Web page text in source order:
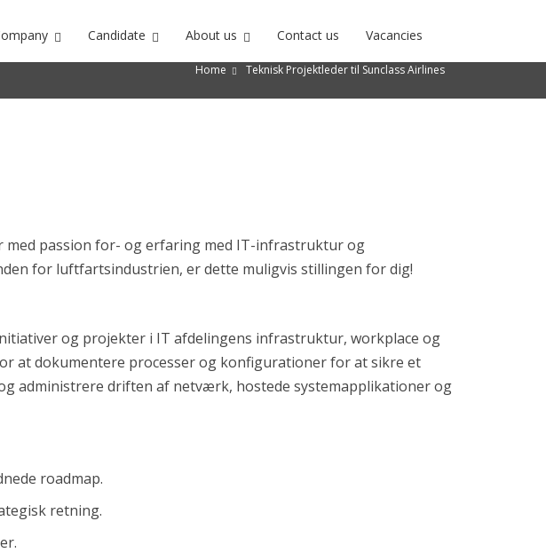
Candidate About us Contact us Vacancies
Home Teknisk Projektleder til Sunclass Airlines
med passion for- og erfaring med IT-infrastruktur og
for luftfartsindustrien, er dette muligvis stillingen for dig!
og projekter i IT afdelingens infrastruktur, workplace og
at dokumentere processer og konfigurationer for at sikre et
administrere driften af netværk, hostede systemapplikationer og
roadmap.
retning.